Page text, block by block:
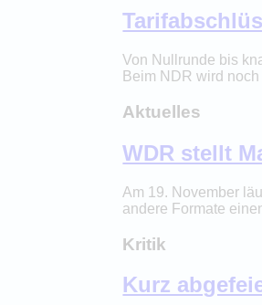
Von Nullrunde bis
Beim NDR wird
Aktuelles
WDR stellt
Am 19. November
andere Formate
Kritik
Kurz